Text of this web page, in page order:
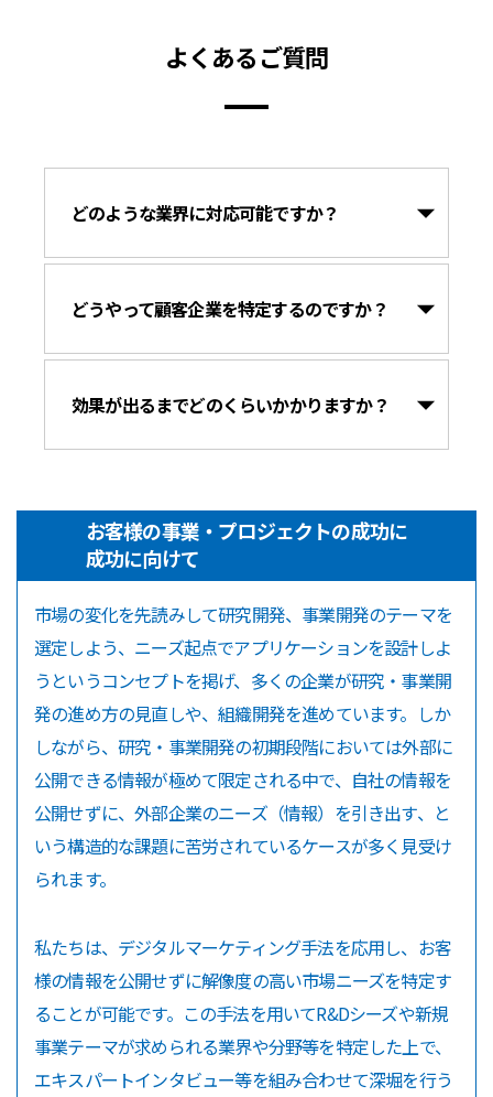
よくあるご質問
どのような業界に対応可能ですか？
どうやって顧客企業を特定するのですか？
効果が出るまでどのくらいかかりますか？
お客様の事業・プロジェクトの成功に
成功に向けて
市場の変化を先読みして研究開発、事業開発のテーマを
選定しよう、ニーズ起点でアプリケーションを設計しよ
うというコンセプトを掲げ、多くの企業が研究・事業開
発の進め方の見直しや、組織開発を進めています。しか
しながら、研究・事業開発の初期段階においては外部に
公開できる情報が極めて限定される中で、自社の情報を
公開せずに、外部企業のニーズ（情報）を引き出す、と
いう構造的な課題に苦労されているケースが多く見受け
られます。
私たちは、デジタルマーケティング手法を応用し、お客
様の情報を公開せずに解像度の高い市場ニーズを特定す
ることが可能です。この手法を用いてR&Dシーズや新規
事業テーマが求められる業界や分野等を特定した上で、
エキスパートインタビュー等を組み合わせて深堀を行う